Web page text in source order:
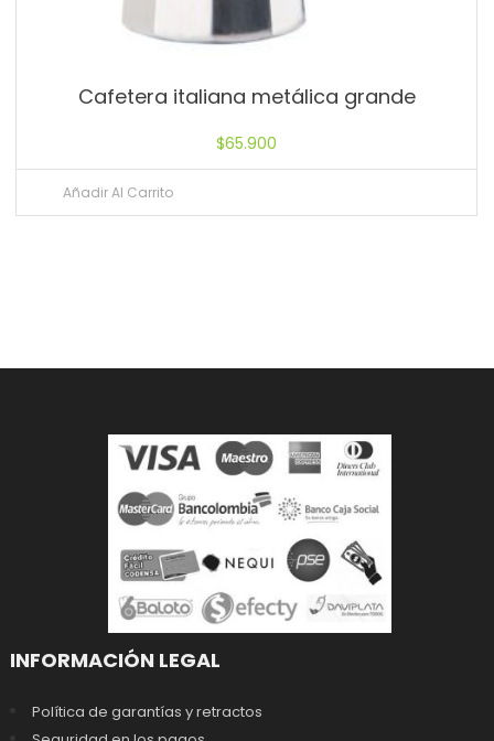
Cafetera italiana metálica grande
$65.900
Añadir Al Carrito
INFORMACIÓN LEGAL
Política de garantías y retractos